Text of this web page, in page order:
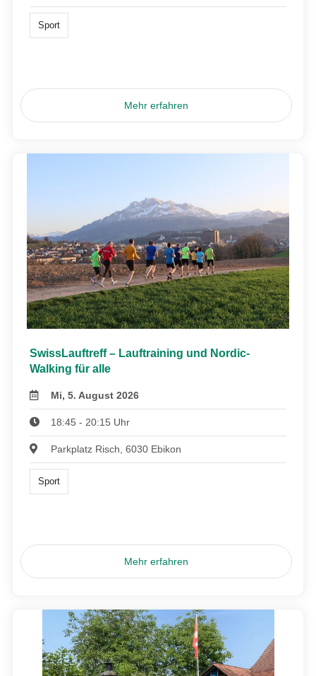
Sport
Mehr erfahren
SwissLauftreff – Lauftraining und Nordic-
Walking für alle
Mi, 5. August 2026
18:45 - 20:15 Uhr
Parkplatz Risch, 6030 Ebikon
Sport
Mehr erfahren